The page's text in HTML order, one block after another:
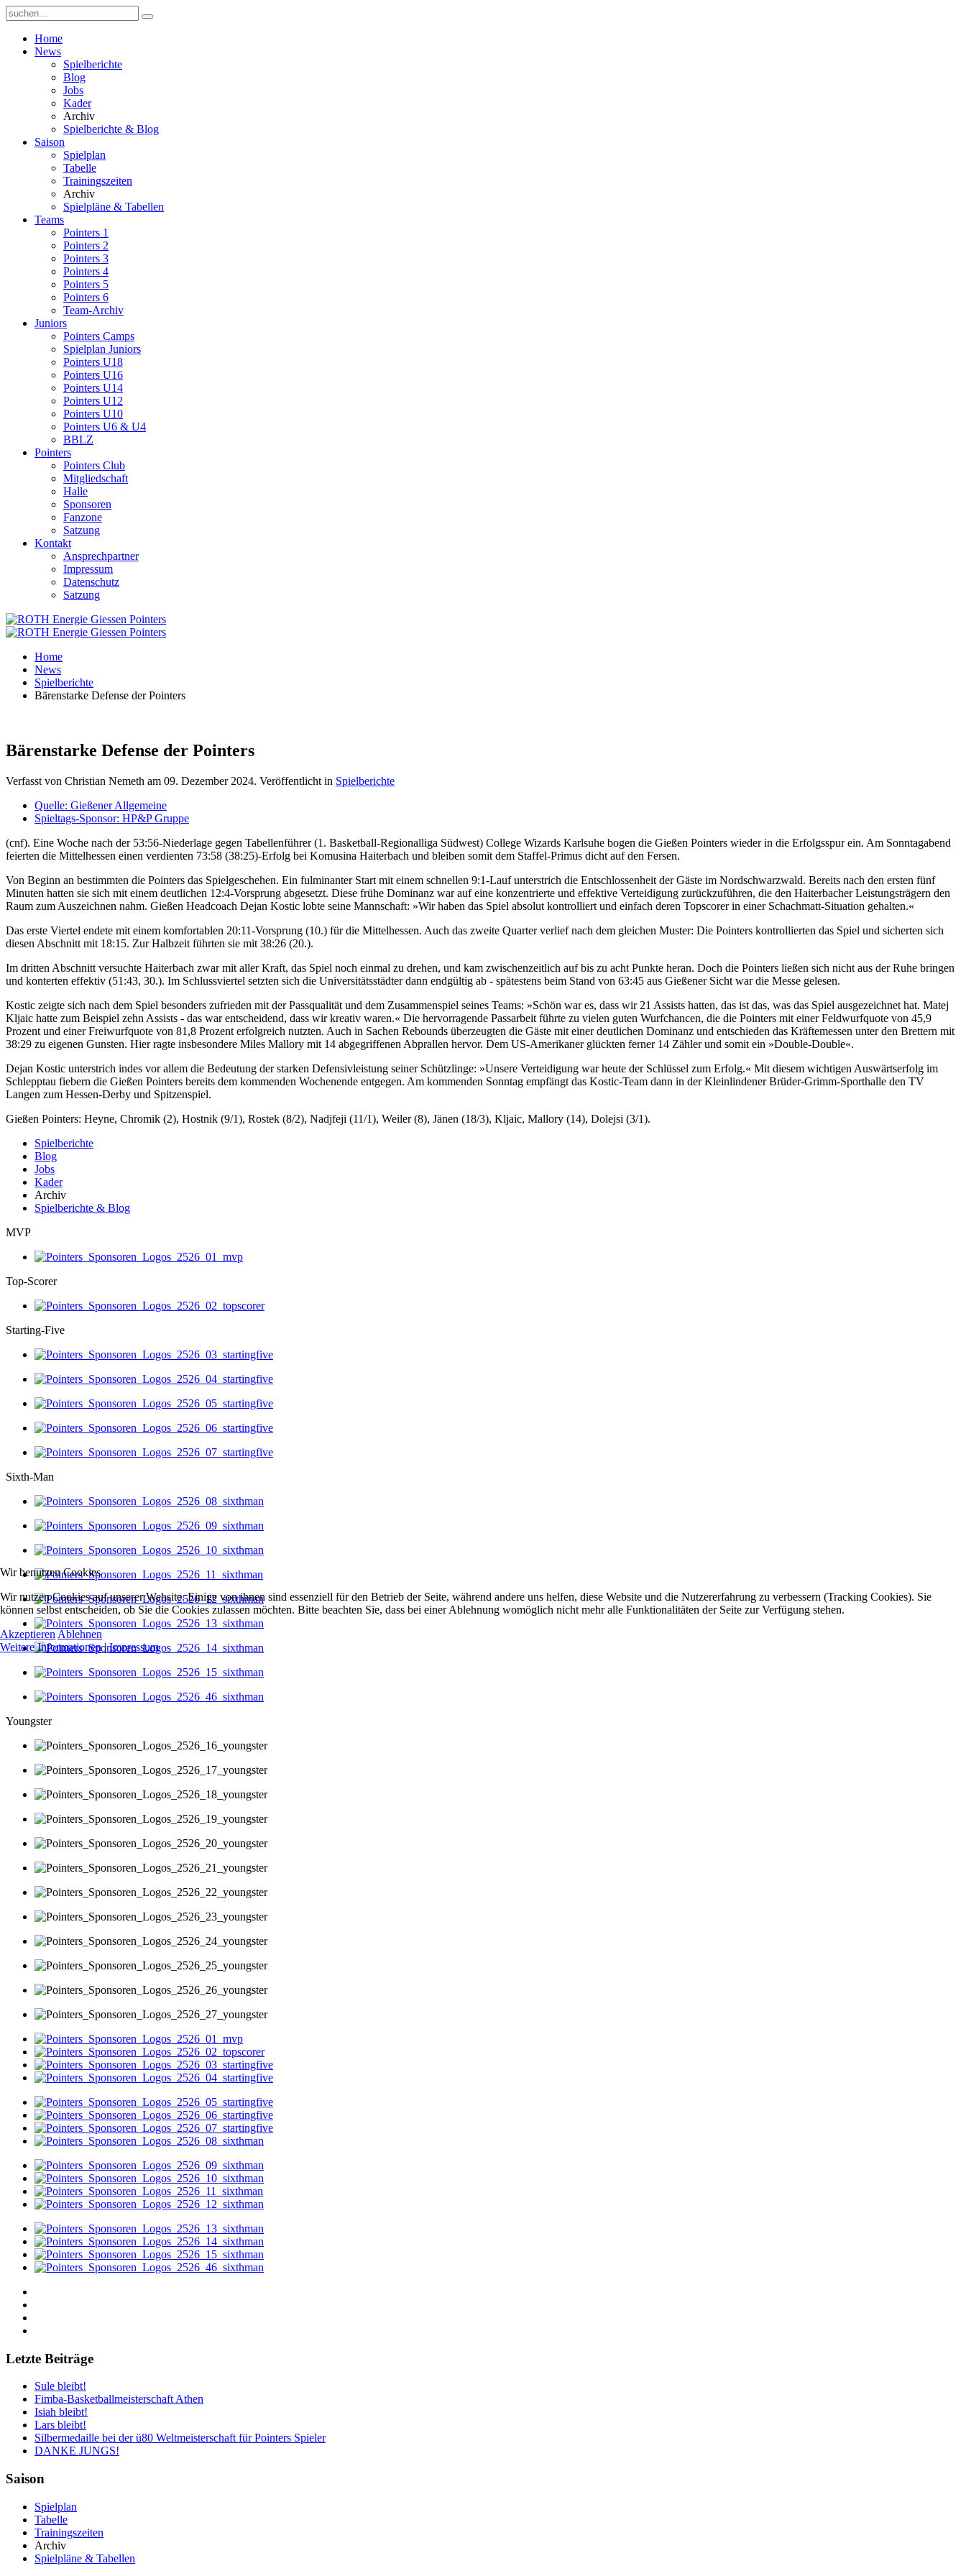
Home
News
Spielberichte
Blog
Jobs
Kader
Archiv
Spielberichte & Blog
Saison
Spielplan
Tabelle
Trainingszeiten
Archiv
Spielpläne & Tabellen
Teams
Pointers 1
Pointers 2
Pointers 3
Pointers 4
Pointers 5
Pointers 6
Team-Archiv
Juniors
Pointers Camps
Spielplan Juniors
Pointers U18
Pointers U16
Pointers U14
Pointers U12
Pointers U10
Pointers U6 & U4
BBLZ
Pointers
Pointers Club
Mitgliedschaft
Halle
Sponsoren
Fanzone
Satzung
Kontakt
Ansprechpartner
Impressum
Datenschutz
Satzung
Home
News
Spielberichte
Bärenstarke Defense der Pointers
Bärenstarke Defense der Pointers
Verfasst von Christian Nemeth am 09. Dezember 2024. Veröffentlicht in Spielberichte
Quelle: Gießener Allgemeine
Spieltags-Sponsor: HP&P Gruppe
(cnf). Eine Woche nach der 53:56-Niederlage gegen Tabellenführer (1. Basketball-Regionalliga Südwest) College Wizards Karlsuhe bogen die Gießen Pointers wieder in die Erfolgsspur ein. Am Sonntagabend
feierten die Mittelhessen einen verdienten 73:58 (38:25)-Erfolg bei Komusina Haiterbach und bleiben somit dem Staffel-Primus dicht auf den Fersen.
Von Beginn an bestimmten die Pointers das Spielgeschehen. Ein fulminanter Start mit einem schnellen 9:1-Lauf unterstrich die Entschlossenheit der Gäste im Nordschwarzwald. Bereits nach den ersten fünf
Minuten hatten sie sich mit einem deutlichen 12:4-Vorsprung abgesetzt. Diese frühe Dominanz war auf eine konzentrierte und effektive Verteidigung zurückzuführen, die den Haiterbacher Leistungsträgern den
Raum zum Auszeichnen nahm. Gießen Headcoach Dejan Kostic lobte seine Mannschaft: »Wir haben das Spiel absolut kontrolliert und einfach deren Topscorer in einer Schachmatt-Situation gehalten.«
Das erste Viertel endete mit einem komfortablen 20:11-Vorsprung (10.) für die Mittelhessen. Auch das zweite Quarter verlief nach dem gleichen Muster: Die Pointers kontrollierten das Spiel und sicherten sich
diesen Abschnitt mit 18:15. Zur Halbzeit führten sie mit 38:26 (20.).
Im dritten Abschnitt versuchte Haiterbach zwar mit aller Kraft, das Spiel noch einmal zu drehen, und kam zwischenzeitlich auf bis zu acht Punkte heran. Doch die Pointers ließen sich nicht aus der Ruhe bringen
und konterten effektiv (51:43, 30.). Im Schlussviertel setzten sich die Universitätsstädter dann endgültig ab - spätestens beim Stand von 63:45 aus Gießener Sicht war die Messe gelesen.
Kostic zeigte sich nach dem Spiel besonders zufrieden mit der Passqualität und dem Zusammenspiel seines Teams: »Schön war es, dass wir 21 Assists hatten, das ist das, was das Spiel ausgezeichnet hat. Matej
Kljaic hatte zum Beispiel zehn Assists - das war entscheidend, dass wir kreativ waren.« Die hervorragende Passarbeit führte zu vielen guten Wurfchancen, die die Pointers mit einer Feldwurfquote von 45,9
Prozent und einer Freiwurfquote von 81,8 Prozent erfolgreich nutzten. Auch in Sachen Rebounds überzeugten die Gäste mit einer deutlichen Dominanz und entschieden das Kräftemessen unter den Brettern mit
38:29 zu eigenen Gunsten. Hier ragte insbesondere Miles Mallory mit 14 abgegriffenen Abprallen hervor. Dem US-Amerikaner glückten ferner 14 Zähler und somit ein »Double-Double«.
Dejan Kostic unterstrich indes vor allem die Bedeutung der starken Defensivleistung seiner Schützlinge: »Unsere Verteidigung war heute der Schlüssel zum Erfolg.« Mit diesem wichtigen Auswärtserfolg im
Schlepptau fiebern die Gießen Pointers bereits dem kommenden Wochenende entgegen. Am kommenden Sonntag empfängt das Kostic-Team dann in der Kleinlindener Brüder-Grimm-Sporthalle den TV
Langen zum Hessen-Derby und Spitzenspiel.
Gießen Pointers: Heyne, Chromik (2), Hostnik (9/1), Rostek (8/2), Nadjfeji (11/1), Weiler (8), Jänen (18/3), Kljaic, Mallory (14), Dolejsi (3/1).
Spielberichte
Blog
Jobs
Kader
Archiv
Spielberichte & Blog
MVP
Top-Scorer
Starting-Five
Sixth-Man
Youngster
Letzte Beiträge
Sule bleibt!
Fimba-Basketballmeisterschaft Athen
Isiah bleibt!
Lars bleibt!
Silbermedaille bei der ü80 Weltmeisterschaft für Pointers Spieler
DANKE JUNGS!
Saison
Spielplan
Tabelle
Trainingszeiten
Archiv
Spielpläne & Tabellen
Wir benutzen Cookies
Wir nutzen Cookies auf unserer Website. Einige von ihnen sind essenziell für den Betrieb der Seite, während andere uns helfen, diese Website und die Nutzererfahrung zu verbessern (Tracking Cookies). Sie
können selbst entscheiden, ob Sie die Cookies zulassen möchten. Bitte beachten Sie, dass bei einer Ablehnung womöglich nicht mehr alle Funktionalitäten der Seite zur Verfügung stehen.
Akzeptieren Ablehnen
Weitere Informationen|Impressum